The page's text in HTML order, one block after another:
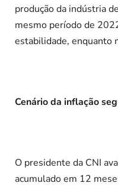
produção da indústria
mesmo período de
estabilidade, enquanto
Cenário da inflação
O presidente da CNI
acumulado em 12